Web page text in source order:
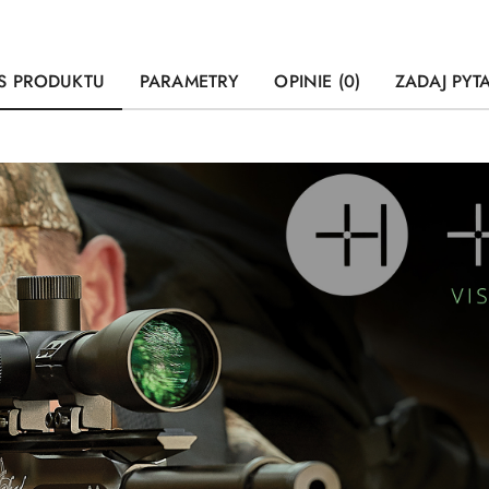
PRODUKTU PARAMETRY OPINIE (0) ZADAJ